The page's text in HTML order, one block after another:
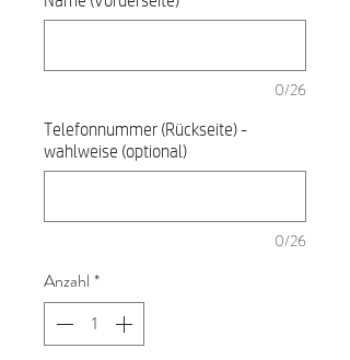
0/26
Telefonnummer (Rückseite) -
wahlweise (optional)
0/26
Anzahl *